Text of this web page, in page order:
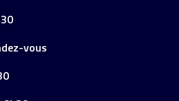
vous